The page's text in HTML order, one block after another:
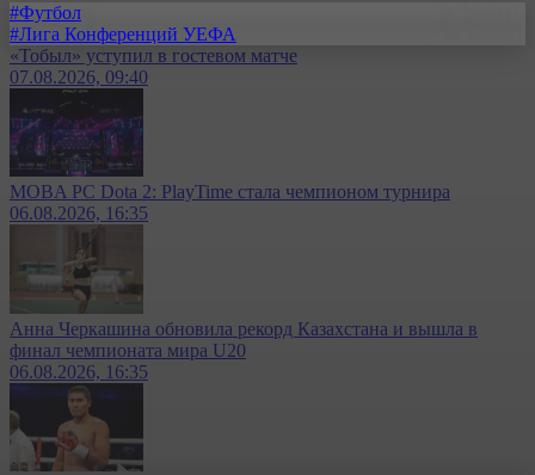
#Футбол
#Лига Конференций УЕФА
«Тобыл» уступил в гостевом матче
07.08.2026, 09:40
MOBA PC Dota 2: PlayTime стала чемпионом турнира
06.08.2026, 16:35
Анна Черкашина обновила рекорд Казахстана и вышла в
финал чемпионата мира U20
06.08.2026, 16:35